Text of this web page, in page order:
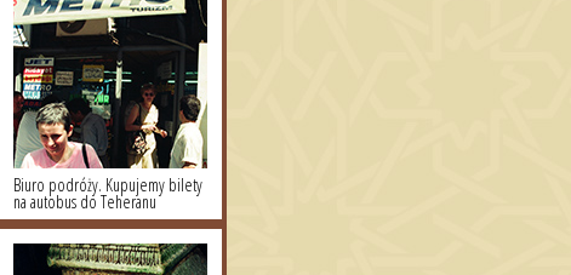
Biuro podróży. Kupujemy bilety
na autobus do Teheranu